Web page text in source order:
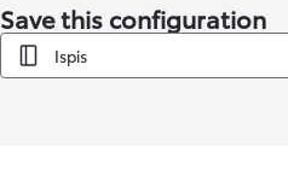
Save this configuration
Ispis